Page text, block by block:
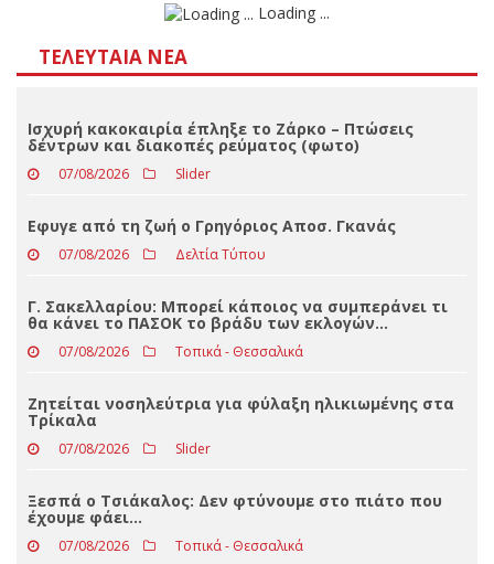
ΤΕΛΕΥΤΑΊΑ ΝΈΑ
Ισχυρή κακοκαιρία έπληξε το Ζάρκο – Πτώσεις
δέντρων και διακοπές ρεύματος (φωτο)
Eφυγε από τη ζωή ο Γρηγόριος Αποσ. Γκανάς
07/08/2026 Δελτία Τύπου
Γ. Σακελλαρίου: Μπορεί κάποιος να συμπεράνει τι
θα κάνει το ΠΑΣΟΚ το βράδυ των εκλογών…
07/08/2026 Τοπικά - Θεσσαλικά
Ζητείται νοσηλεύτρια για φύλαξη ηλικιωμένης στα
Τρίκαλα
07/08/2026 Slider